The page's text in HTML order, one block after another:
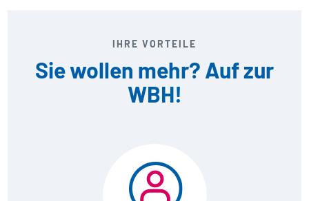
IHRE VORTEILE
Sie wollen mehr? Auf zur
WBH!